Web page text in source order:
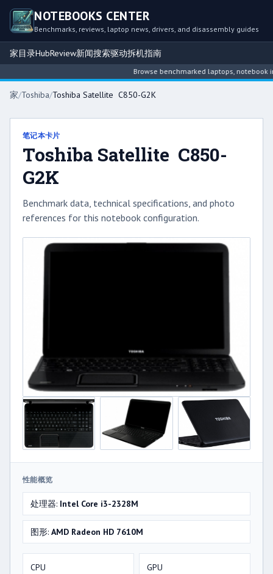
NOTEBOOKS CENTER
Benchmarks, reviews, laptop news, drivers, and disassembly guides
家目录HubReview新闻搜索驱动拆机指南
Browse benchmarked laptops, notebook
家/Toshiba/Toshiba Satellite C850-G2K
笔记本卡片
Toshiba Satellite C850-
G2K
Benchmark data, technical specifications, and photo
references for this notebook configuration.
性能概览
处理器: Intel Core i3-2328M
图形: AMD Radeon HD 7610M
CPU GPU